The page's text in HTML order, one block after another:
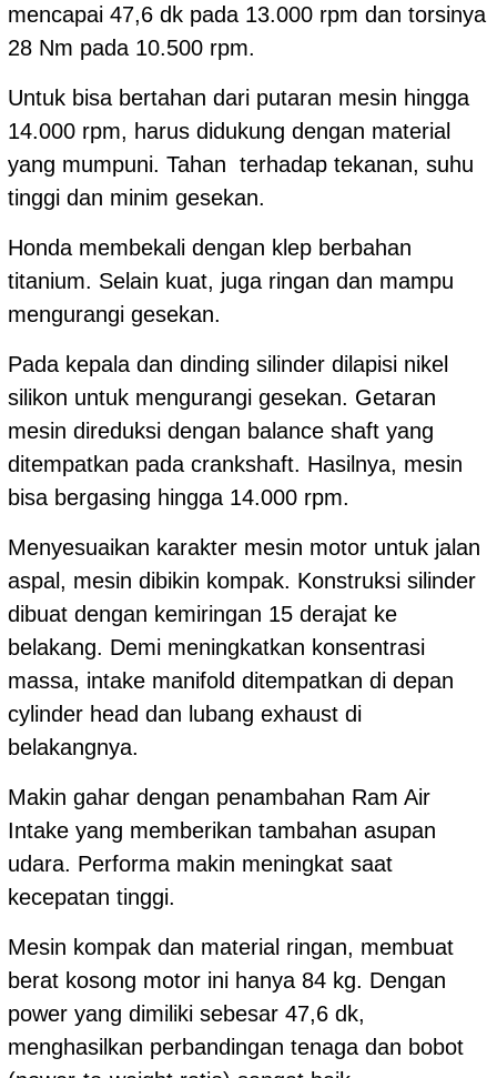
mencapai 47,6 dk pada 13.000 rpm dan torsinya
28 Nm pada 10.500 rpm.
Untuk bisa bertahan dari putaran mesin hingga
14.000 rpm, harus didukung dengan material
yang mumpuni. Tahan terhadap tekanan, suhu
tinggi dan minim gesekan.
Honda membekali dengan klep berbahan
titanium. Selain kuat, juga ringan dan mampu
mengurangi gesekan.
Pada kepala dan dinding silinder dilapisi nikel
silikon untuk mengurangi gesekan. Getaran
mesin direduksi dengan balance shaft yang
ditempatkan pada crankshaft. Hasilnya, mesin
bisa bergasing hingga 14.000 rpm.
Menyesuaikan karakter mesin motor untuk jalan
aspal, mesin dibikin kompak. Konstruksi silinder
dibuat dengan kemiringan 15 derajat ke
belakang. Demi meningkatkan konsentrasi
massa, intake manifold ditempatkan di depan
cylinder head dan lubang exhaust di
belakangnya.
Makin gahar dengan penambahan Ram Air
Intake yang memberikan tambahan asupan
udara. Performa makin meningkat saat
kecepatan tinggi.
Mesin kompak dan material ringan, membuat
berat kosong motor ini hanya 84 kg. Dengan
power yang dimiliki sebesar 47,6 dk,
menghasilkan perbandingan tenaga dan bobot